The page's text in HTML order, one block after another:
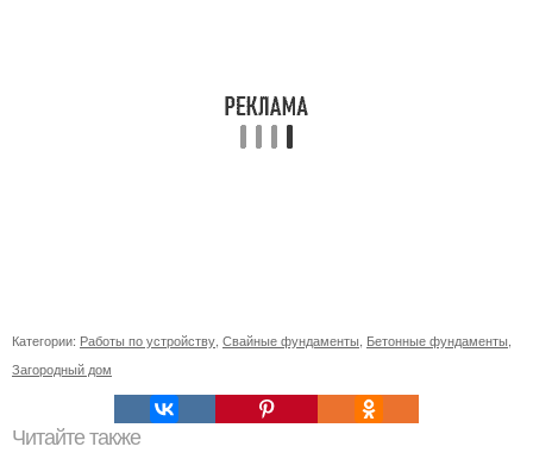
Категории: Работы по устройству Свайные фундаменты Бетонные фундаменты
Загородный дом
Читайте также